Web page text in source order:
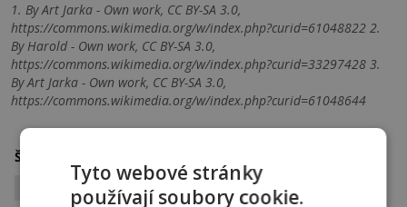
1. By Art Jarka - Own work, CC BY-SA 3.0,
https://commons.wikimedia.org/w/index.php?curid=61048822 2.
By Harold - Own work, CC BY-SA 3.0,
https://commons.wikimedia.org/w/index.php?curid=33297428 3.
By Art Jarka - Own work, CC BY-SA 3.0,
https://commons.wikimedia.org/w/index.php?curid=61048644
Štítky:
české záhady
Česko duch
duchové
Tyto webové stránky
používají soubory cookie.